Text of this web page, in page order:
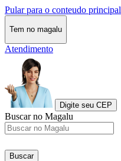
Pular para o conteudo principal
Tem no magalu
Atendimento
Digite seu CEP
Buscar no Magalu
Buscar